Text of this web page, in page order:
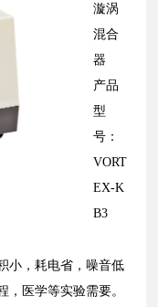
漩涡
混合
器
产品
型
号：
VORT
EX-K
B3
小，耗电省，噪音低
医学等实验需要。